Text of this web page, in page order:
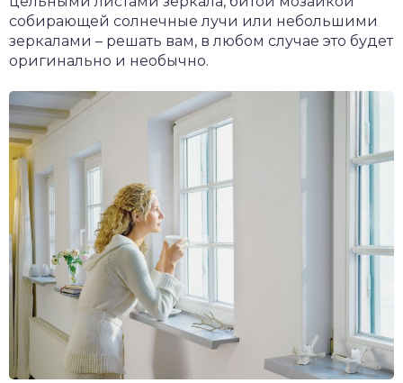
собирающей солнечные лучи или небольшими
зеркалами – решать вам, в любом случае это будет
оригинально и необычно.